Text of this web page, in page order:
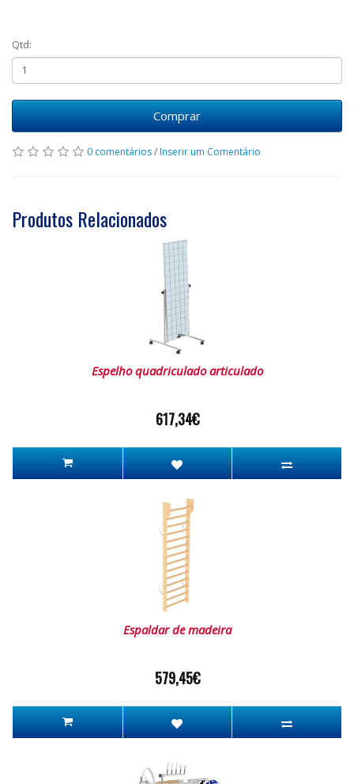
Qtd:
Comprar
0 comentários/Inserir um Comentário
Produtos Relacionados
Espelho quadriculado articulado
617,34€
Espaldar de madeira
579,45€